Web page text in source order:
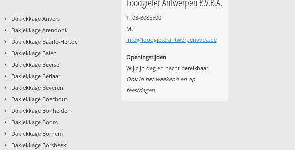
› Daklekkage Anvers
› Daklekkage Arendonk
› Daklekkage Baarle-Hertoch
› Daklekkage Balen
› Daklekkage Beerse
› Daklekkage Berlaar
› Daklekkage Beveren
› Daklekkage Boechout
› Daklekkage Bonheiden
› Daklekkage Boom
› Daklekkage Bornem
› Daklekkage Borsbeek
T: 03-8085500
M:
info@loodgieterantwerpenbvba.be
Openingstijden
Wij zijn dag en nacht bereikbaar!
Ook in het weekend en op
feestdagen